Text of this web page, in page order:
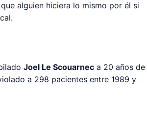
alguien hiciera lo mismo por él si
Joel Le Scouarnec a 20 años de
a 298 pacientes entre 1989 y